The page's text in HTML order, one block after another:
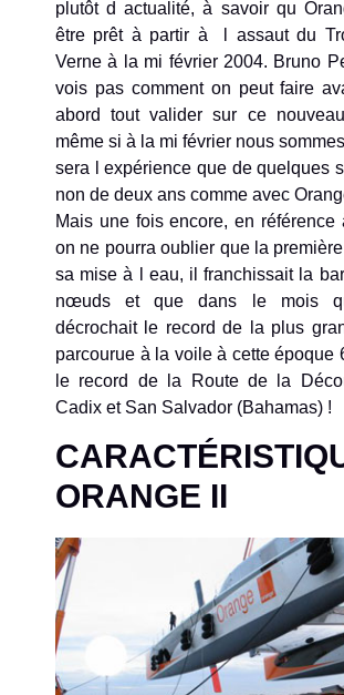
plutôt d actualité, à savoir qu
être prêt à partir à l assaut du
Verne à la mi février 2004. Bruno
vois pas comment on peut faire
abord tout valider sur ce
même si à la mi février nous
sera l expérience que de quelques
non de deux ans comme avec
Mais une fois encore, en référence
on ne pourra oublier que la
sa mise à l eau, il franchissait la
nœuds et que dans le mois
décrochait le record de la plus
parcourue à la voile à cette époque
le record de la Route de la
Cadix et San Salvador (Bahamas) !
ORANGE II